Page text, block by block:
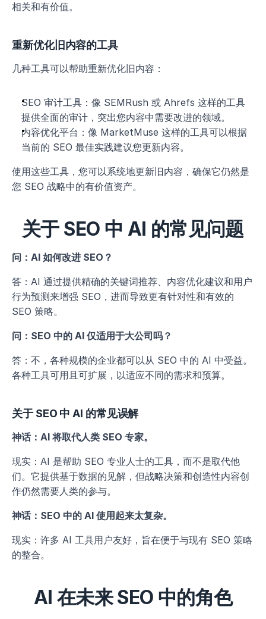
相关和有价值。
重新优化旧内容的工具
几种工具可以帮助重新优化旧内容：
SEO 审计工具：像 SEMRush 或 Ahrefs 这样的工具
提供全面的审计，突出您内容中需要改进的领域。
内容优化平台：像 MarketMuse 这样的工具可以根据
当前的 SEO 最佳实践建议您更新内容。
使用这些工具，您可以系统地更新旧内容，确保它仍然是
您 SEO 战略中的有价值资产。
关于 SEO 中 AI 的常见问题
问：AI 如何改进 SEO？
答：AI 通过提供精确的关键词推荐、内容优化建议和用户
行为预测来增强 SEO，进而导致更有针对性和有效的
SEO 策略。
问：SEO 中的 AI 仅适用于大公司吗？
答：不，各种规模的企业都可以从 SEO 中的 AI 中受益。
各种工具可用且可扩展，以适应不同的需求和预算。
关于 SEO 中 AI 的常见误解
神话：AI 将取代人类 SEO 专家。
现实：AI 是帮助 SEO 专业人士的工具，而不是取代他
们。它提供基于数据的见解，但战略决策和创造性内容创
作仍然需要人类的参与。
神话：SEO 中的 AI 使用起来太复杂。
现实：许多 AI 工具用户友好，旨在便于与现有 SEO 策略
的整合。
AI 在未来 SEO 中的角色